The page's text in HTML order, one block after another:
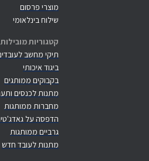
מוצרי פרסום
שילוח בינלאומי
קטגוריות מובילות
תיקי מחשב
ביגוד איכותי
בקבוקים ממותגים
מתנות לכנסים
מחברות ממותגות
הדפסה על
גרביים ממותגות
מתנות לעובד חדש